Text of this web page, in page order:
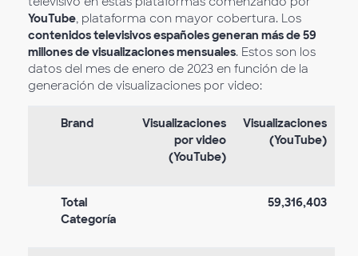
YouTube , plataforma con mayor cobertura. Los
contenidos televisivos españoles generan más de 59
millones de visualizaciones mensuales. Estos son los
datos del mes de enero de 2023 en función de la
generación de visualizaciones por video:
Brand
Visualizaciones
por video
(YouTube)
Visualizaciones
(YouTube)
Total
Categoría
59,316,403